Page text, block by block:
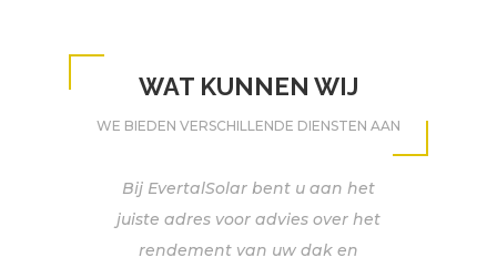
WAT KUNNEN WIJ
WE BIEDEN VERSCHILLENDE DIENSTEN AAN
Bij EvertalSolar bent u aan het
juiste adres voor advies over het
rendement van uw dak en